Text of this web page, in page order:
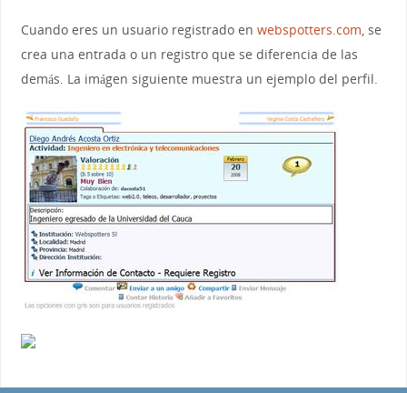
Cuando eres un usuario registrado en webspotters.com, se
crea una entrada o un registro que se diferencia de las
demás. La imágen siguiente muestra un ejemplo del perfil.